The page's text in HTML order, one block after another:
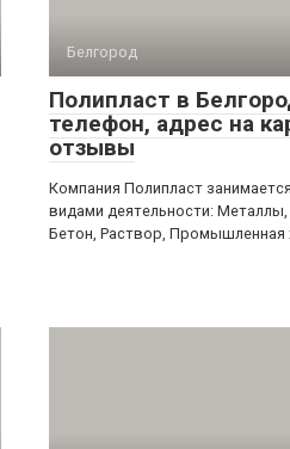
Белгород
Полипласт в
телефон, адрес на
отзывы
Компания Полипласт
видами деятельности:
Бетон, Раствор, Промышленная